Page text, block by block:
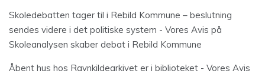
Skoledebatten tager til i Rebild Kommune – beslutning
sendes videre i det politiske system - Vores Avis på
Skoleanalysen skaber debat i Rebild Kommune
Åbent hus hos Ravnkildearkivet er i biblioteket - Vores Avis